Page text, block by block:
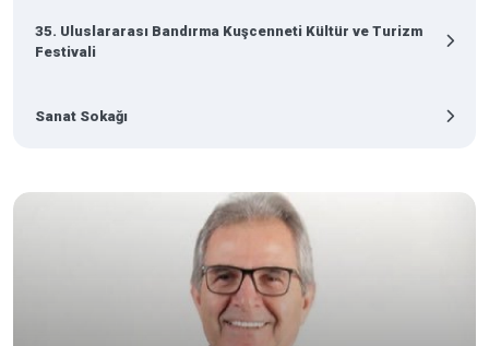
35. Uluslararası Bandırma Kuşcenneti Kültür ve Turizm
Festivali
Sanat Sokağı